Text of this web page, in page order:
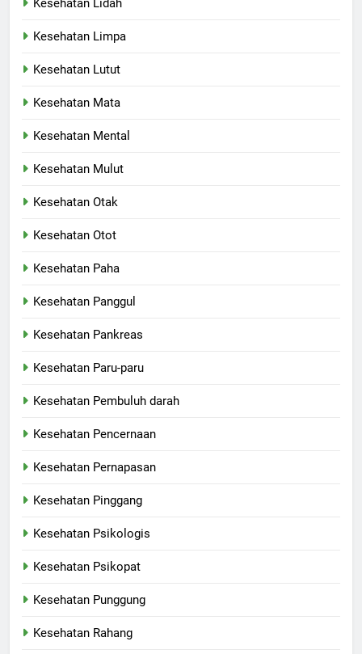
Kesehatan Lidah
Kesehatan Limpa
Kesehatan Lutut
Kesehatan Mata
Kesehatan Mental
Kesehatan Mulut
Kesehatan Otak
Kesehatan Otot
Kesehatan Paha
Kesehatan Panggul
Kesehatan Pankreas
Kesehatan Paru-paru
Kesehatan Pembuluh darah
Kesehatan Pencernaan
Kesehatan Pernapasan
Kesehatan Pinggang
Kesehatan Psikologis
Kesehatan Psikopat
Kesehatan Punggung
Kesehatan Rahang